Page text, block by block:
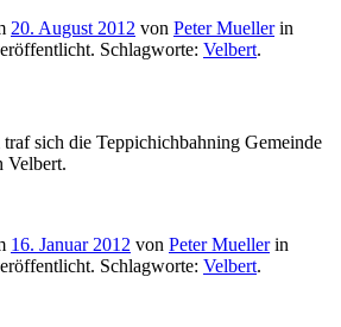
20. August 2012 von Peter Muellerin
Schlagworte: Velbert.
sich die Teppichichbahning Gemeinde
Velbert.
16. Januar 2012 von Peter Muellerin
Schlagworte: Velbert.